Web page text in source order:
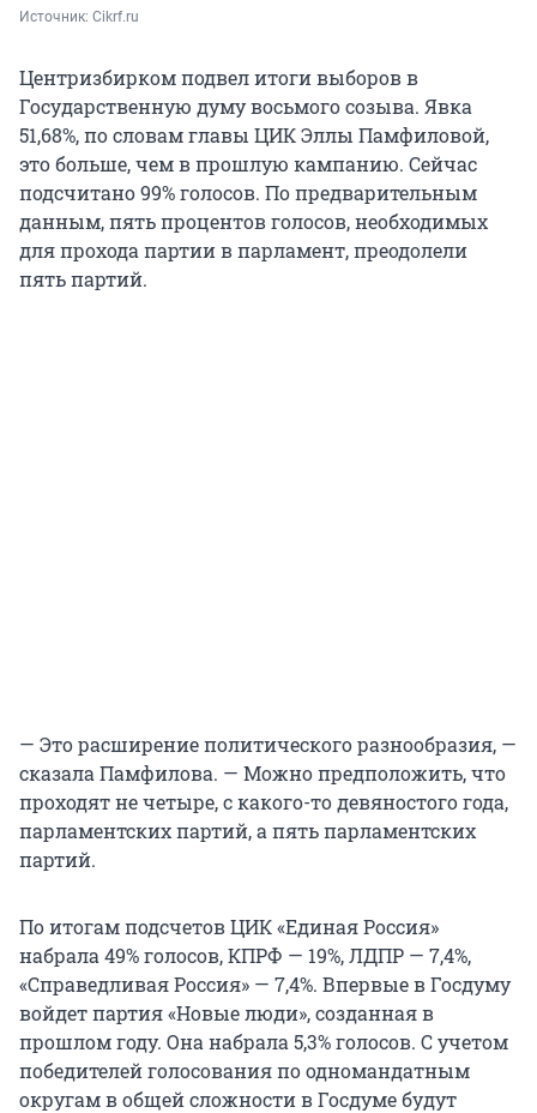
Источник: Cikrf.ru
Центризбирком подвел итоги выборов в
Государственную думу восьмого созыва. Явка
51,68%, по словам главы ЦИК Эллы Памфиловой,
это больше, чем в прошлую кампанию. Сейчас
подсчитано 99% голосов. По предварительным
данным, пять процентов голосов, необходимых
для прохода партии в парламент, преодолели
пять партий.
— Это расширение политического разнообразия, —
сказала Памфилова. — Можно предположить, что
проходят не четыре, с какого-то девяностого года,
парламентских партий, а пять парламентских
партий.
По итогам подсчетов ЦИК «Единая Россия»
набрала 49% голосов, КПРФ — 19%, ЛДПР — 7,4%,
«Справедливая Россия» — 7,4%. Впервые в Госдуму
войдет партия «Новые люди», созданная в
прошлом году. Она набрала 5,3% голосов. С учетом
победителей голосования по одномандатным
округам в общей сложности в Госдуме будут